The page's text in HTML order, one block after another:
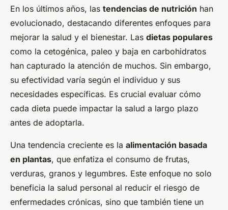
En los últimos años, las tendencias de nutrición han
evolucionado, destacando diferentes enfoques para
mejorar la salud y el bienestar. Las dietas populares
como la cetogénica, paleo y baja en carbohidratos
han capturado la atención de muchos. Sin embargo,
su efectividad varía según el individuo y sus
necesidades específicas. Es crucial evaluar cómo
cada dieta puede impactar la salud a largo plazo
antes de adoptarla.
Una tendencia creciente es la alimentación basada
en plantas, que enfatiza el consumo de frutas,
verduras, granos y legumbres. Este enfoque no solo
beneficia la salud personal al reducir el riesgo de
enfermedades crónicas, sino que también tiene un